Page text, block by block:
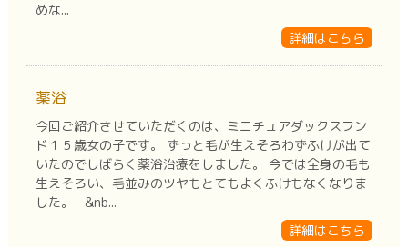
めな...
詳細はこちら
薬浴
今回ご紹介させていただくのは、ミニチュアダックスフン
ド１５歳女の子です。 ずっと毛が生えそろわずふけが出て
いたのでしばらく薬浴治療をしました。 今では全身の毛も
生えそろい、毛並みのツヤもとてもよくふけもなくなりま
した。 &nb...
詳細はこちら